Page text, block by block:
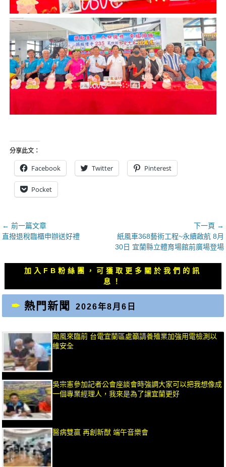
分享此文：
Facebook Twitter Pinterest
Pocket
文
章
覽
← 前一篇文章
上
直撥退稅臨櫃申辦送好禮
下一頁 →
下
一
文
章：
紙風車368藝術工程~永續啟航 8月
30日 宜蘭縣立體育場館前廣場登場
加入FB粉絲團，可獲取更多關於我們的訊
息！
熱門新聞 2026年8月6日
颱風來臨前 台電宜蘭區處籲請養殖業加強用電檢測以
維安全
吳宗憲參加記者公會座談會時強調大家可以把我想像成
一個專業經理人，我來是為了讓宜蘭更好
醫病雙贏 再創新猷 端午音樂會